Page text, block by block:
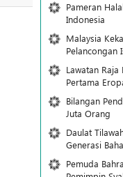
Pameran
Indonesia
Malaysia
Pelancongan
Lawatan
Pertama
Bilangan
Juta Orang
Daulat
Generasi
Pemuda